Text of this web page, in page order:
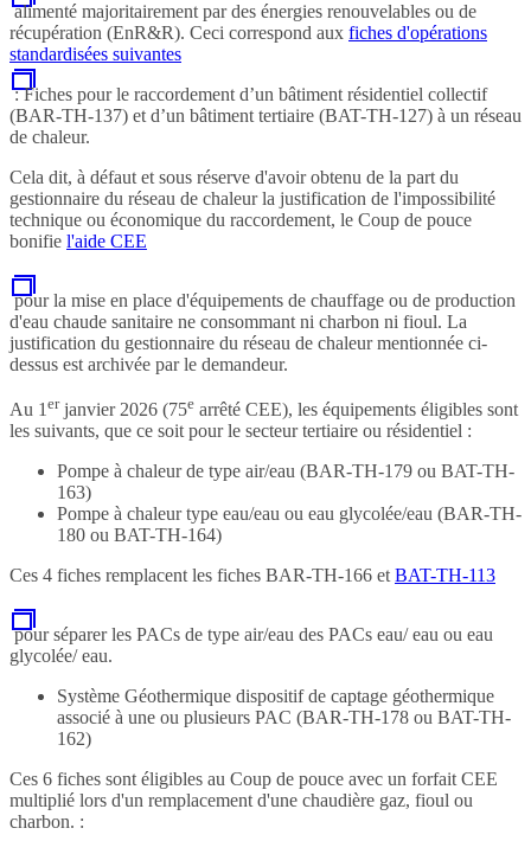
alimenté majoritairement par des énergies renouvelables ou de
récupération (EnR&R). Ceci correspond aux fiches d'opérations
standardisées suivantes
: Fiches pour le raccordement d’un bâtiment résidentiel collectif
(BAR-TH-137) et d’un bâtiment tertiaire (BAT-TH-127) à un réseau
de chaleur.
Cela dit, à défaut et sous réserve d'avoir obtenu de la part du
gestionnaire du réseau de chaleur la justification de l'impossibilité
technique ou économique du raccordement, le Coup de pouce
bonifie l'aide CEE
pour la mise en place d'équipements de chauffage ou de production
d'eau chaude sanitaire ne consommant ni charbon ni fioul. La
justification du gestionnaire du réseau de chaleur mentionnée ci-
dessus est archivée par le demandeur.
Au 1 erjanvier 2026 (75e arrêté CEE), les équipements éligibles sont
les suivants, que ce soit pour le secteur tertiaire ou résidentiel :
Pompe à chaleur de type air/eau (BAR-TH-179 ou BAT-TH-
163)
Pompe à chaleur type eau/eau ou eau glycolée/eau (BAR-TH-
180 ou BAT-TH-164)
Ces 4 fiches remplacent les fiches BAR-TH-166 et BAT-TH-113
pour séparer les PACs de type air/eau des PACs eau/ eau ou eau
glycolée/ eau.
Système Géothermique dispositif de captage géothermique
associé à une ou plusieurs PAC (BAR-TH-178 ou BAT-TH-
162)
Ces 6 fiches sont éligibles au Coup de pouce avec un forfait CEE
multiplié lors d'un remplacement d'une chaudière gaz, fioul ou
charbon. :